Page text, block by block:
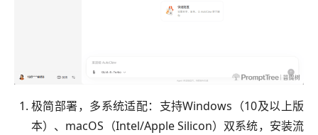
极简部署，多系统适配：支持Windows（10及以上版
本）、macOS（Intel/Apple Silicon）双系统，安装流